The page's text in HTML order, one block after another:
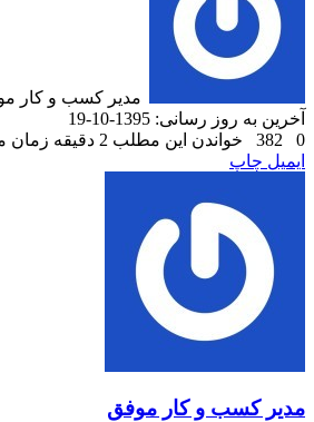
مدیر کسب و کار
آخرین به روز رسانی: 1395-10-19
0
خواندن این مطلب 2 دقیقه زمان میبرد
ایمیل چاپ
مدیر کسب و کار موفق